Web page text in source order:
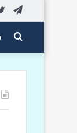
Twitter
Arama
yap